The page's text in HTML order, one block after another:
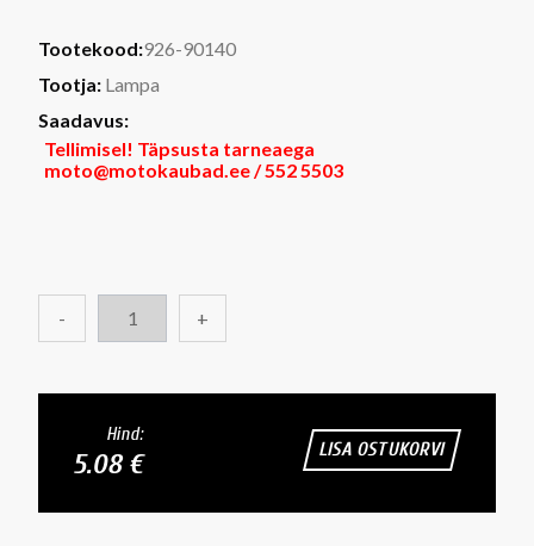
Tootekood:926-90140
Tootja: Lampa
Saadavus:
Tellimisel! Täpsusta tarneaega
moto@motokaubad.ee / 552 5503
- +
Hind:
5.08 € LISA OSTUKORVI